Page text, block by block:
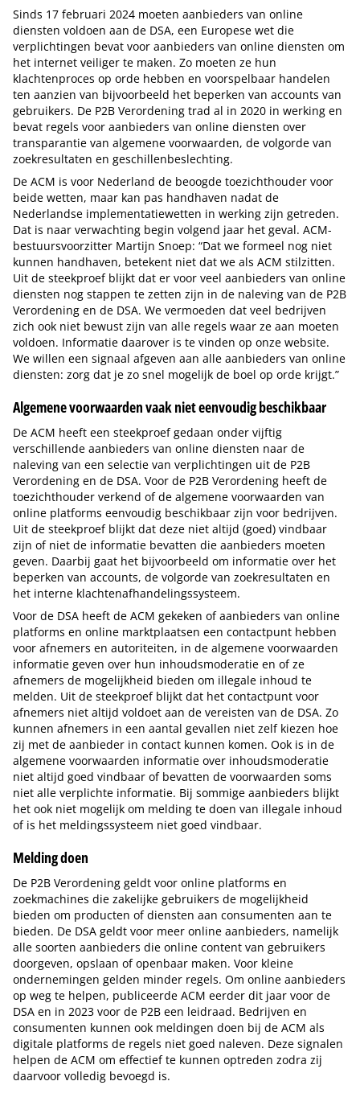
Sinds 17 februari 2024 moeten aanbieders van online
diensten voldoen aan de DSA, een Europese wet die
verplichtingen bevat voor aanbieders van online diensten om
het internet veiliger te maken. Zo moeten ze hun
klachtenproces op orde hebben en voorspelbaar handelen
ten aanzien van bijvoorbeeld het beperken van accounts van
gebruikers. De P2B Verordening trad al in 2020 in werking en
bevat regels voor aanbieders van online diensten over
transparantie van algemene voorwaarden, de volgorde van
zoekresultaten en geschillenbeslechting.
De ACM is voor Nederland de beoogde toezichthouder voor
beide wetten, maar kan pas handhaven nadat de
Nederlandse implementatiewetten in werking zijn getreden.
Dat is naar verwachting begin volgend jaar het geval. ACM-
bestuursvoorzitter Martijn Snoep: “Dat we formeel nog niet
kunnen handhaven, betekent niet dat we als ACM stilzitten.
Uit de steekproef blijkt dat er voor veel aanbieders van online
diensten nog stappen te zetten zijn in de naleving van de P2B
Verordening en de DSA. We vermoeden dat veel bedrijven
zich ook niet bewust zijn van alle regels waar ze aan moeten
voldoen. Informatie daarover is te vinden op onze website.
We willen een signaal afgeven aan alle aanbieders van online
diensten: zorg dat je zo snel mogelijk de boel op orde krijgt.”
Algemene voorwaarden vaak niet eenvoudig beschikbaar
De ACM heeft een steekproef gedaan onder vijftig
verschillende aanbieders van online diensten naar de
naleving van een selectie van verplichtingen uit de P2B
Verordening en de DSA. Voor de P2B Verordening heeft de
toezichthouder verkend of de algemene voorwaarden van
online platforms eenvoudig beschikbaar zijn voor bedrijven.
Uit de steekproef blijkt dat deze niet altijd (goed) vindbaar
zijn of niet de informatie bevatten die aanbieders moeten
geven. Daarbij gaat het bijvoorbeeld om informatie over het
beperken van accounts, de volgorde van zoekresultaten en
het interne klachtenafhandelingssysteem.
Voor de DSA heeft de ACM gekeken of aanbieders van online
platforms en online marktplaatsen een contactpunt hebben
voor afnemers en autoriteiten, in de algemene voorwaarden
informatie geven over hun inhoudsmoderatie en of ze
afnemers de mogelijkheid bieden om illegale inhoud te
melden. Uit de steekproef blijkt dat het contactpunt voor
afnemers niet altijd voldoet aan de vereisten van de DSA. Zo
kunnen afnemers in een aantal gevallen niet zelf kiezen hoe
zij met de aanbieder in contact kunnen komen. Ook is in de
algemene voorwaarden informatie over inhoudsmoderatie
niet altijd goed vindbaar of bevatten de voorwaarden soms
niet alle verplichte informatie. Bij sommige aanbieders blijkt
het ook niet mogelijk om melding te doen van illegale inhoud
of is het meldingssysteem niet goed vindbaar.
Melding doen
De P2B Verordening geldt voor online platforms en
zoekmachines die zakelijke gebruikers de mogelijkheid
bieden om producten of diensten aan consumenten aan te
bieden. De DSA geldt voor meer online aanbieders, namelijk
alle soorten aanbieders die online content van gebruikers
doorgeven, opslaan of openbaar maken. Voor kleine
ondernemingen gelden minder regels. Om online aanbieders
op weg te helpen, publiceerde ACM eerder dit jaar voor de
DSA en in 2023 voor de P2B een leidraad. Bedrijven en
consumenten kunnen ook meldingen doen bij de ACM als
digitale platforms de regels niet goed naleven. Deze signalen
helpen de ACM om effectief te kunnen optreden zodra zij
daarvoor volledig bevoegd is.